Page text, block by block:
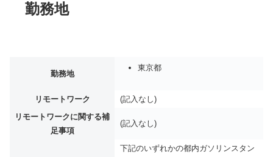
勤務地
勤務地
東京都
リモートワーク
(記入なし)
リモートワークに関する補
足事項
(記入なし)
下記のいずれかの都内ガソリンスタン